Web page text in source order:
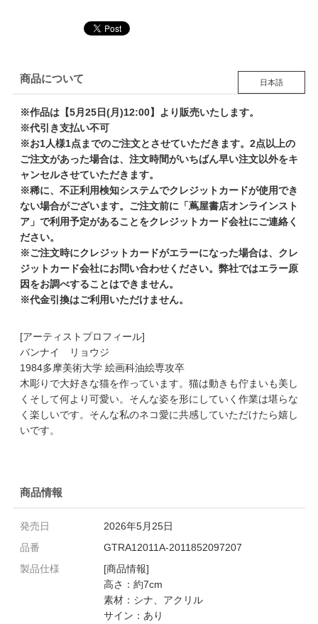
商品について 日本語
※作品は【5月25日(月)12:00】より販売いたします。
※代引き支払い不可
※お1人様1点までのご注文とさせていただきます。2点以上の
ご注文があった場合は、注文時間がいちばん早い注文以外をキ
ャンセルさせていただきます。
※稀に、不正利用検知システムでクレジットカードが使用でき
ない場合がございます。ご注文前に「蔦屋書店オンラインスト
ア」で利用予定があることをクレジットカード会社にご連絡く
ださい。
※ご注文時にクレジットカードがエラーになった場合は、クレ
ジットカード会社にお問い合わせください。弊社ではエラー原
因をお調べすることはできません。
※代金引換はご利用いただけません。
[アーティストプロフィール]
バンナイ リョウジ
1984多摩美術大学 絵画科油絵専攻卒
木彫りで大好きな猫を作っています。猫は動きも佇まいも美し
くそして何より可愛い。そんな姿を形にしていく作業は堪らな
く楽しいです。そんな私のネコ愛に共感していただけたら嬉し
いです。
商品情報
発売日
2026年5月25日
品番
GTRA12011A-2011852097207
製品仕様
[商品情報]
高さ：約7cm
素材：シナ、アクリル
サイン：あり